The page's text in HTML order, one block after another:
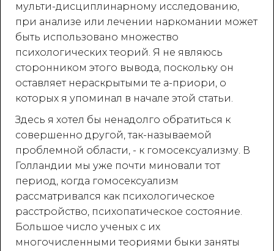
мульти-дисциплинарному исследованию,
при анализе или лечении наркомании может
быть использовано множество
психологических теорий. Я не являюсь
сторонником этого вывода, поскольку он
оставляет нераскрытыми те а-приори, о
которых я упоминал в начале этой статьи.
Здесь я хотел бы ненадолго обратиться к
совершенно другой, так-называемой
проблемной области, - к гомосексуализму. В
Голландии мы уже почти миновали тот
период, когда гомосексуализм
рассматривался как психологическое
расстройство, психопатическое состояние.
Большое число ученых с их
многочисленными теориями быки заняты